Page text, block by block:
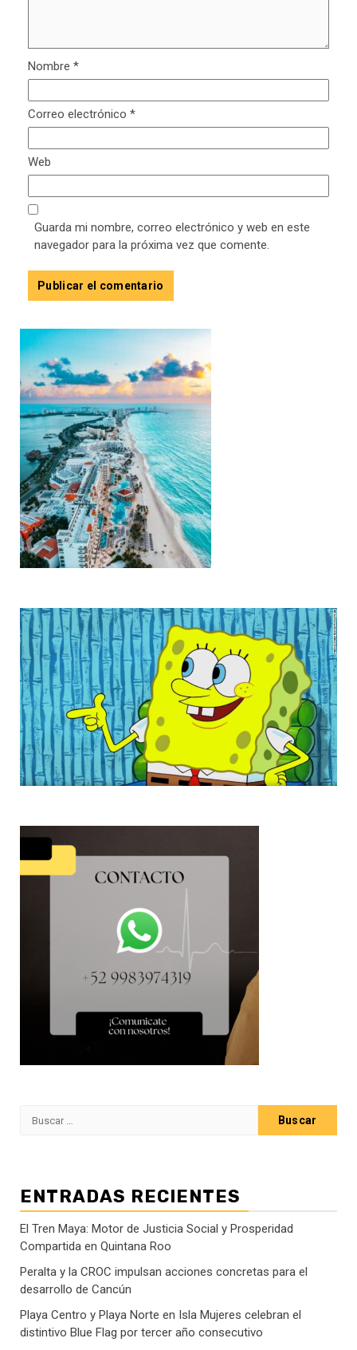
Nombre *
Correo electrónico *
Web
Guarda mi nombre, correo electrónico y web en este
navegador para la próxima vez que comente.
ENTRADAS RECIENTES
El Tren Maya: Motor de Justicia Social y Prosperidad
Compartida en Quintana Roo
Peralta y la CROC impulsan acciones concretas para el
desarrollo de Cancún
Playa Centro y Playa Norte en Isla Mujeres celebran el
distintivo Blue Flag por tercer año consecutivo